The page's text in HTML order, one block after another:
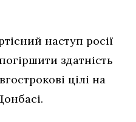
наступ росії
здатність
цілі на